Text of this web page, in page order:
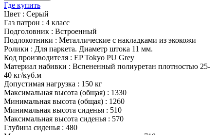
Где купить
Цвет : Серый
Газ патрон : 4 класс
Подголовник : Встроенный
Подлокотники : Металлические с накладками из экокожи
Ролики : Для паркета. Диаметр штока 11 мм.
Код производителя : EP Tokyo PU Grey
Материал набивки : Вспененный полиуретан плотностью 25-
40 кг/куб.м
Допустимая нагрузка : 150 кг
Максимальная высота (общая) : 1330
Минимальная высота (общая) : 1260
Минимальная высота сиденья : 510
Максимальная высота сиденья : 570
Глубина сиденья : 480